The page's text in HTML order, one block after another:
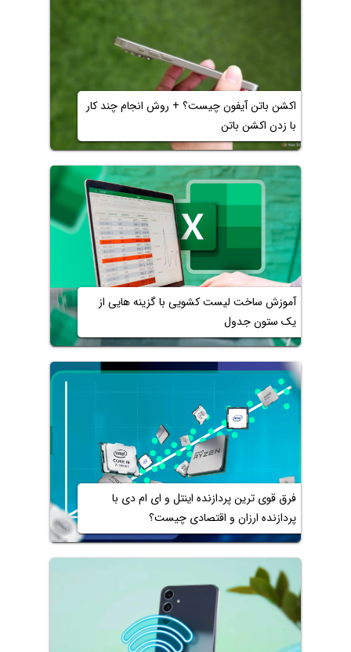
اکشن باتن آیفون چیست؟ + روش انجام چند کار
با زدن اکشن باتن
آموزش ساخت لیست کشویی با گزینه هایی از
یک ستون جدول
فرق قوی ترین پردازنده اینتل و ای ام دی با
پردازنده ارزان و اقتصادی چیست؟